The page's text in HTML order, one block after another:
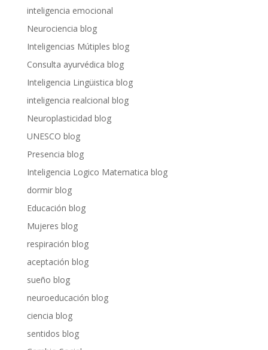
inteligencia emocional
Neurociencia blog
Inteligencias Mútiples blog
Consulta ayurvédica blog
Inteligencia Lingüistica blog
inteligencia realcional blog
Neuroplasticidad blog
UNESCO blog
Presencia blog
Inteligencia Logico Matematica blog
dormir blog
Educación blog
Mujeres blog
respiración blog
aceptación blog
sueño blog
neuroeducación blog
ciencia blog
sentidos blog